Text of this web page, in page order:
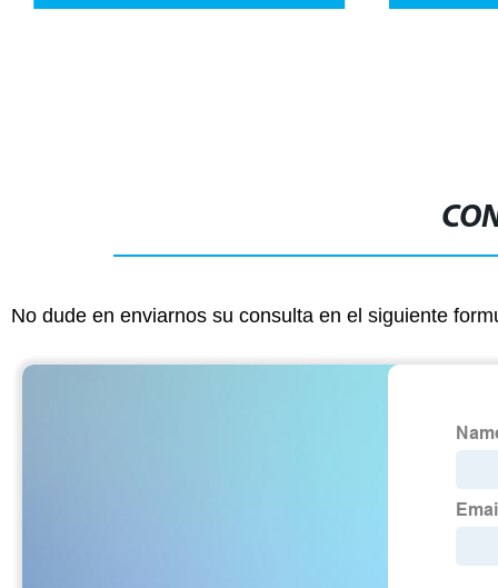
No dude en enviarnos su consulta en el siguiente